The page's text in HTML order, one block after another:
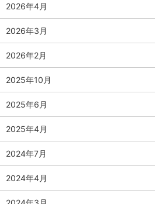
2026年4月
2026年3月
2026年2月
2025年10月
2025年6月
2025年4月
2024年7月
2024年4月